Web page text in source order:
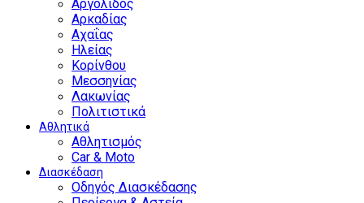
Αργολίδος
Αρκαδίας
Αχαΐας
Ηλείας
Κορίνθου
Μεσσηνίας
Λακωνίας
Πολιτιστικά
Αθλητικά
Αθλητισμός
Car & Moto
Διασκέδαση
Οδηγός Διασκέδασης